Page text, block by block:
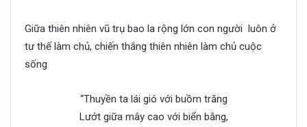
Giữa thiên nhiên vũ trụ bao la rộng lớn con người luôn ở
tư thế làm chủ, chiến thắng thiên nhiên làm chủ cuộc
sống
“Thuyền ta lái gió với buồm trăng
Lướt giữa mây cao với biển bằng,